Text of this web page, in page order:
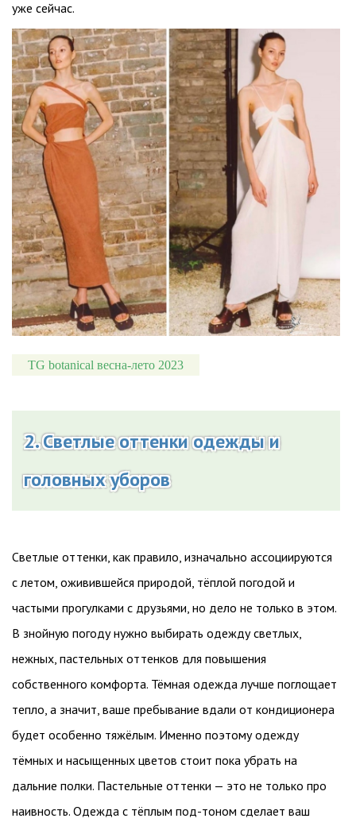
уже сейчас.
TG botanical весна-лето 2023
2. Светлые оттенки одежды и
головных уборов
Светлые оттенки, как правило, изначально ассоциируются
с летом, оживившейся природой, тёплой погодой и
частыми прогулками с друзьями, но дело не только в этом.
В знойную погоду нужно выбирать одежду светлых,
нежных, пастельных оттенков для повышения
собственного комфорта. Тёмная одежда лучше поглощает
тепло, а значит, ваше пребывание вдали от кондиционера
будет особенно тяжёлым. Именно поэтому одежду
тёмных и насыщенных цветов стоит пока убрать на
дальние полки. Пастельные оттенки — это не только про
наивность. Одежда с тёплым под-тоном сделает ваш